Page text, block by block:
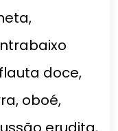
doce,
oboé,